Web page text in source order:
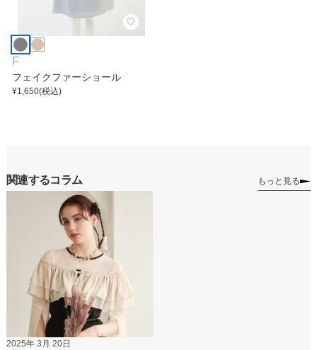
F
フェイクファーショール
¥1,650(税込)
関連するコラム もっと見る
2025年 3月 20日